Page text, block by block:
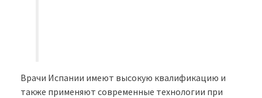
Врачи Испании имеют высокую квалификацию и
также применяют современные технологии при